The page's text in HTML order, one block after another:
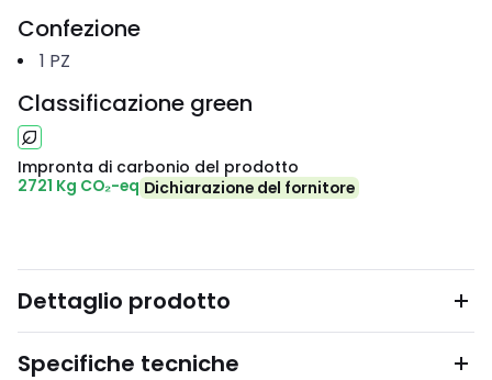
Confezione
1 PZ
Classificazione green
Impronta di carbonio del prodotto
2721 Kg CO₂-eq Dichiarazione del fornitore
Dettaglio prodotto
Specifiche tecniche